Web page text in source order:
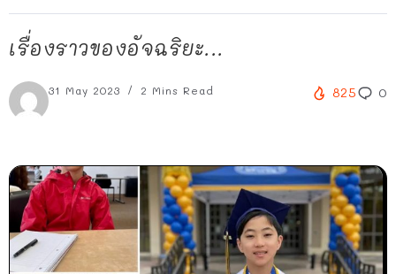
เรื่องราวของอัจฉริยะ...
31 May 2023 2 Mins Read 825 0